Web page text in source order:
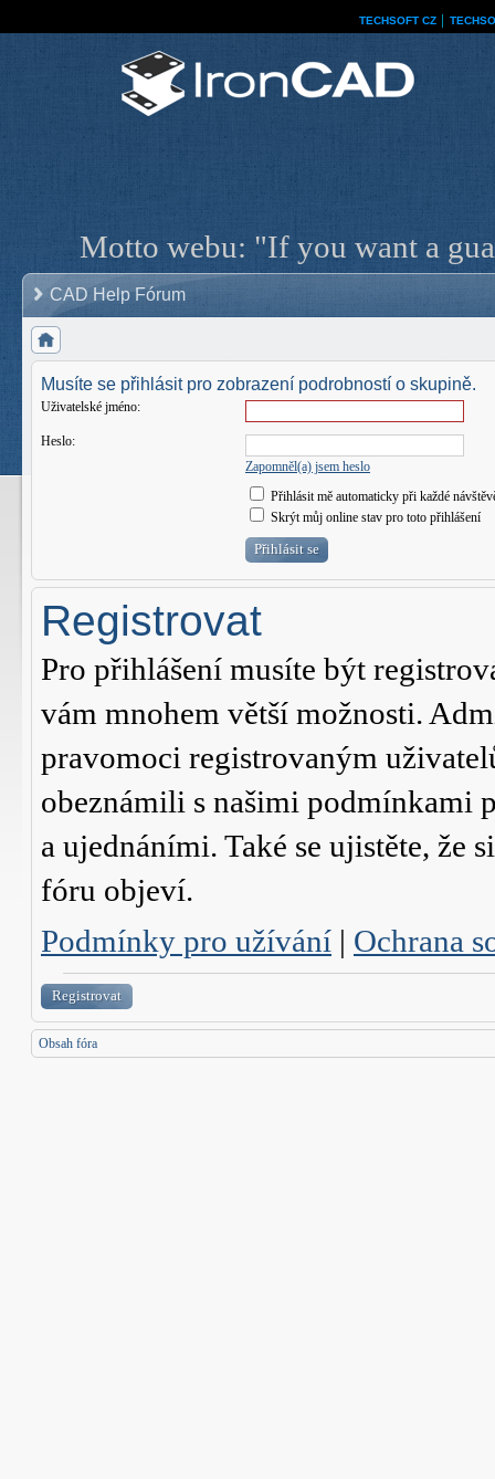
TECHSOFT CZ
Motto webu: "If you want a
CAD Help Fórum
Musíte se přihlásit pro zobrazení podrobností o skupině.
Uživatelské jméno:
Heslo:
Zapomněl(a) jsem heslo
Přihlásit mě automaticky při každé
Skrýt můj online stav pro toto přihlášení
Registrovat
Pro přihlášení musíte být
vám mnohem větší možnosti.
pravomoci registrovaným
obeznámili s našimi podmínkami
a ujednáními. Také se ujistěte, že
fóru objeví.
Podmínky pro užívání | Ochrana
Registrovat
Obsah fóra